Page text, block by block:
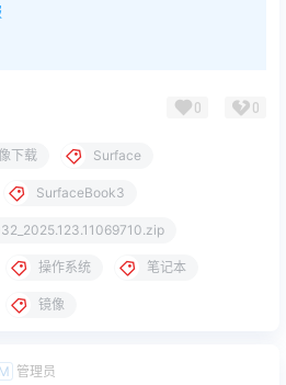
0 0
下载 Surface
SurfaceBook3
操作系统 笔记本
镜像
M 管理员